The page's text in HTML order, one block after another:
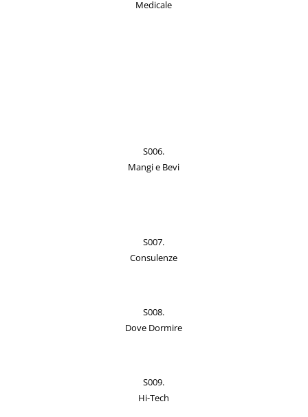
Medicale
S006.
Mangi e Bevi
S007.
Consulenze
S008.
Dove Dormire
S009.
Hi-Tech